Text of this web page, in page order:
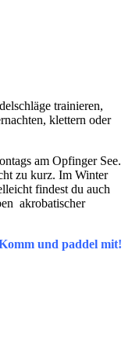
trainieren,
klettern oder
am Opfinger See.
zu kurz. Im Winter
findest du auch
akrobatischer
und paddel mit!